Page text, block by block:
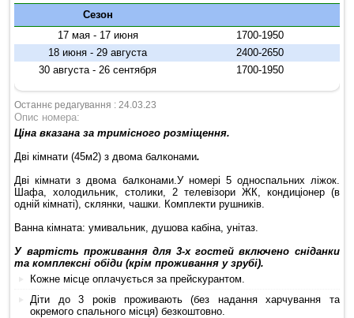
Сезон
17 мая - 17 июня
1700-1950
18 июня - 29 августа
2400-2650
30 августа - 26 сентября
1700-1950
Останнє редагування : 24.03.23
Опис номера:
Ціна вказана за тримісного розміщення.
Дві кімнати (45м2) з двома балконами.
Дві кімнати з двома балконами.У номері 5 односпальних ліжок.
Шафа, холодильник, столики, 2 телевізори ЖК, кондиціонер (в
одній кімнаті), склянки, чашки. Комплекти рушників.
Ванна кімната: умивальник, душова кабіна, унітаз.
У вартість проживання для 3-х гостей включено сніданки
та комплексні обіди (крім проживання у зрубі).
Кожне місце оплачується за прейскурантом.
Діти до 3 років проживають (без надання харчування та
окремого спального місця) безкоштовно.